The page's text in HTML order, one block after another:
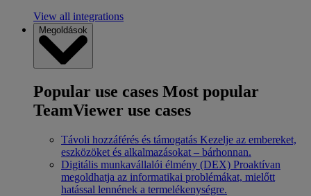
View all integrations
Megoldások
Popular use cases Most popular
TeamViewer use cases
Távoli hozzáférés és támogatás Kezelje az embereket,
eszközöket és alkalmazásokat – bárhonnan.
Digitális munkavállalói élmény (DEX) Proaktívan
megoldhatja az informatikai problémákat, mielőtt
hatással lennének a termelékenységre.